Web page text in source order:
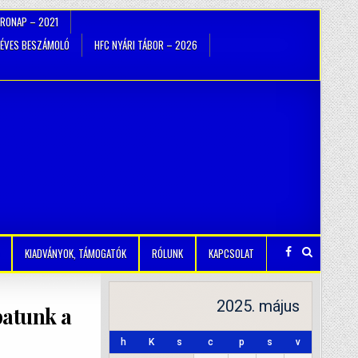
– 2021
ÉVES BESZÁMOLÓ
HFC NYÁRI TÁBOR – 2026
KIADVÁNYOK, TÁMOGATÓK RÓLUNK KAPCSOLAT
a
2025. május
h K s c p s v